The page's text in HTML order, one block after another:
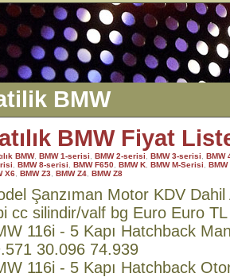
BMW
BMW Fiyat
BMW, BMW 1-serisi BMW 2-serisi BMW 3-serisi
BMW
BMW 8-serisi BMW F650 BMW K BMW M-Serisi
BMW
X6 BMW Z3 BMW Z4 BMW Z8
Şanzıman Motor KDV
cc silindir/valf bg Euro Euro TL
116i - 5 Kapı Hatchback
30.096 74.939
116i - 5 Kapı Hatchback